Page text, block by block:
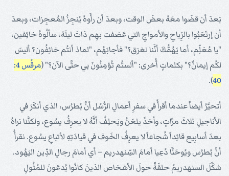
بَعدَ أن قضَوا معَهُ بعضَ الوقت، وبعدَ أن رأَوهُ يُنجِزُ المُعجِزات، وبعدَ
أن إرتَعَبُوا بالرِّياحِ والأمواجِ التي عَصَفت بهِم ذاتَ ليلَة، سألُوهُ خائِفين،
"يا مُعَلِّم، أما يَهُمُّكَ أنَّنا نغرَق؟" فأجابَهُم، "لماذ أنتُم خائِفُون؟ أليسَ
لكُم إيمانٌ؟" بكلماتٍ أُخرى: "ألستُم تُؤمِنُونَ بي حتَّى الآن؟" (
مرقُس 4:
40
).
أتحيَّرُ أيضاً عندما أقرأُ في سفرِ أعمالِ الرُّسُل أنَّ بُطرُس، الذي أنكَرَ في
الأناجيلِ ثلاثَ مرَّاتٍ، وأخذَ يلعَنُ ويَحلِفُ أنَّهُ لا يعرِفُ يسُوع، ولكنَّنا نراهُ
بعدَ أسابِيع قائِداً شُجاعاً لا يعرِفُ الخَوف في قيادَتِهِ لأتباعِ يسُوع. نقرأُ
أنَّ بُطرُس ويُوحَنَّا دُعِيا أمامَ السِّنهدريم – أي أمامَ رجالِ الدِّين اليَهُود.
شكَّلَ السنهدريمُ حلقَةً حولَ الأشخاص الذينَ كانُوا يُدعَونَ للمُثُولِ